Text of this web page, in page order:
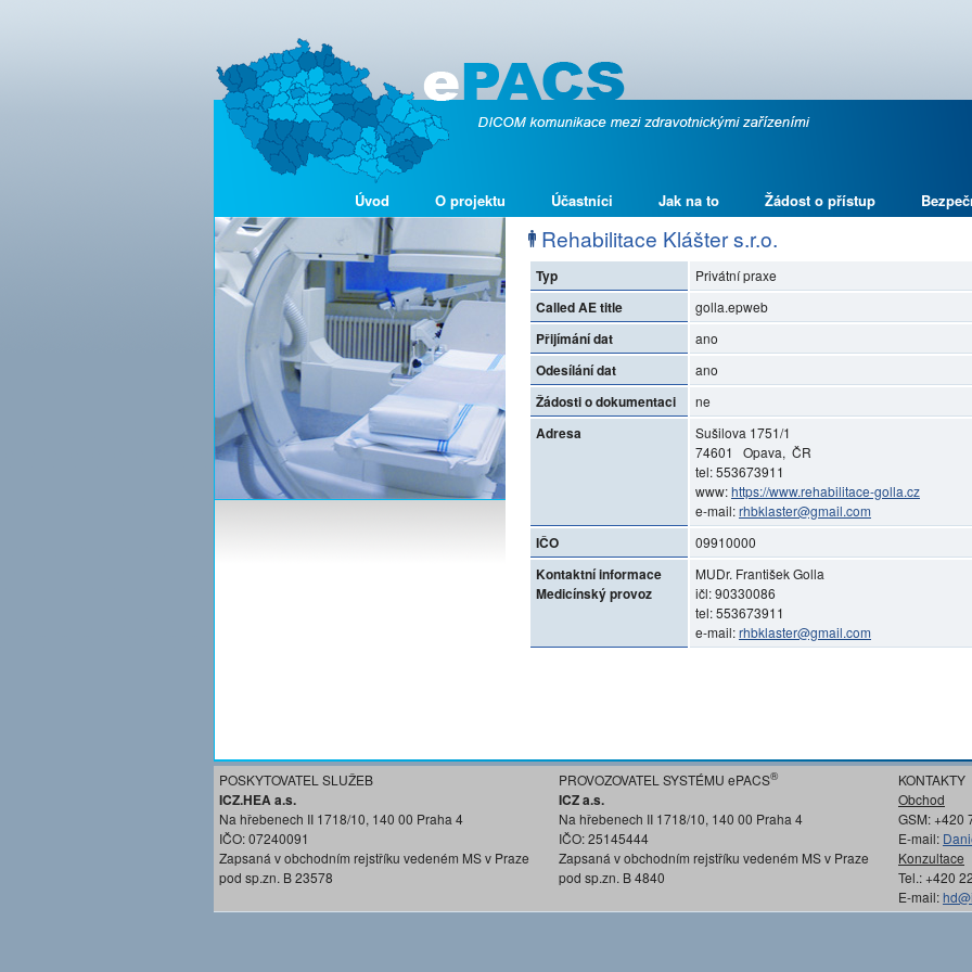
Úvod O projektu Účastníci Jak na to Žádost o přístup
Rehabilitace Klášter s.r.o.
Typ Privátní praxe
Called AE title golla.epweb
Přijímání dat ano
Odesílání dat ano
Žádosti o dokumentaci ne
Adresa
Sušilova 1751/1
74601 Opava, ČR
tel: 553673911
www:https://www.rehabilitace-golla.cz
e-mail:rhbklaster@gmail.com
IČO 09910000
Kontaktní informace
Medicínský provoz
MUDr. František Golla
ičl: 90330086
tel: 553673911
e-mail:rhbklaster@gmail.com
POSKYTOVATEL SLUŽEB
ICZ.HEA a.s.
Na hřebenech II 1718/10, 140 00 Praha 4
IČO: 07240091
Zapsaná v obchodním rejstříku vedeném MS v Praze
pod sp.zn. B 23578
PROVOZOVATEL SYSTÉMU ePACS®
ICZ a.s.
Na hřebenech II 1718/10, 140 00 Praha 4
IČO: 25145444
Zapsaná v obchodním rejstříku vedeném MS v Praze
pod sp.zn. B 4840
KONTAKTY
Obchod
GSM: +420
E-mail:
Konzultace
Tel.: +420
E-mail: